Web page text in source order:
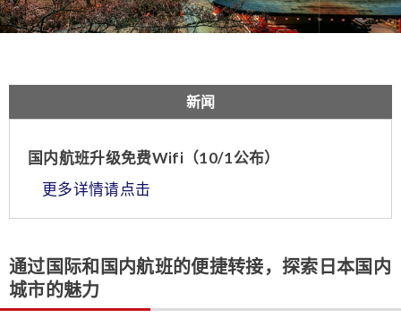
新闻
国内航班升级免费Wifi（10/1公布）
更多详情请点击
通过国际和国内航班的便捷转接，探索日本国内
城市的魅力